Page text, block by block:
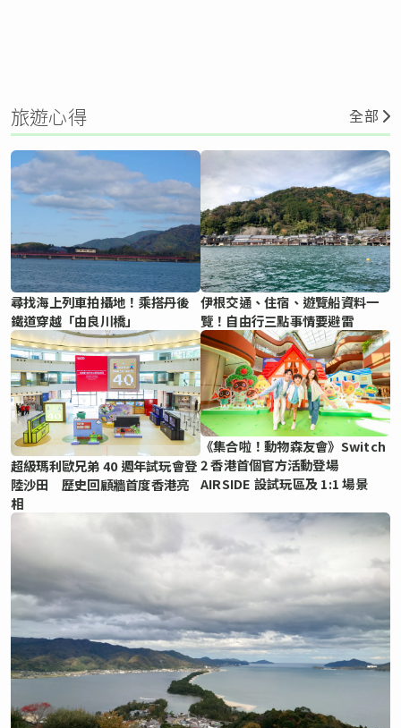
旅遊心得 全部
尋找海上列車拍攝地！乘搭丹後
鐵道穿越「由良川橋」
伊根交通、住宿、遊覽船資料一
覽！自由行三點事情要避雷
超級瑪利歐兄弟 40 週年試玩會登
陸沙田 歷史回顧牆首度香港亮
相
《集合啦！動物森友會》Switch
2 香港首個官方活動登場
AIRSIDE 設試玩區及 1:1 場景